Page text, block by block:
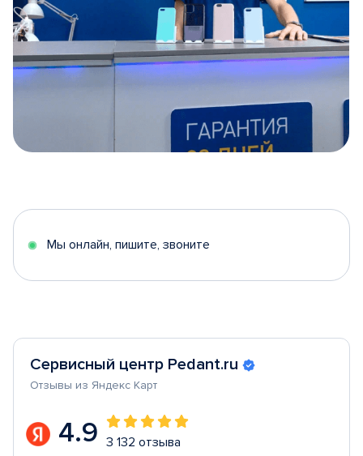
5
Мы онлайн, пишите, звоните
Сервисный центр Pedant.ru
Отзывы из Яндекс Карт
4.9 3 132 отзыва